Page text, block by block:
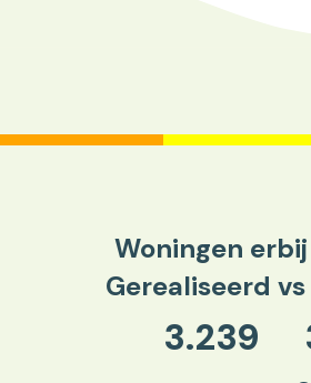
Woningen
Gerealiseerd
3.239